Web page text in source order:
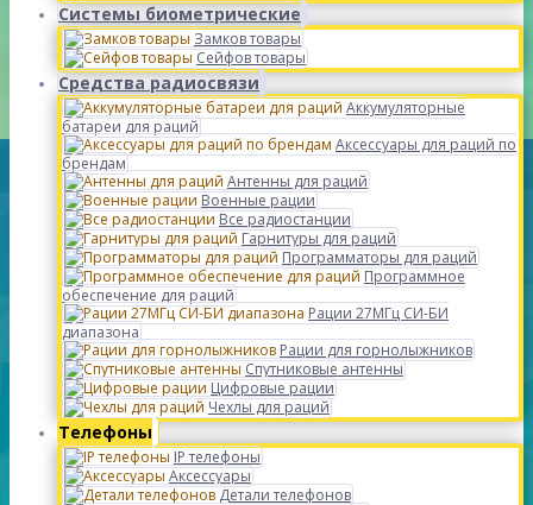
Системы биометрические
Замков товары
Сейфов товары
Средства радиосвязи
Аккумуляторные
батареи для раций
Аксессуары для раций по
брендам
Антенны для раций
Военные рации
Все радиостанции
Гарнитуры для раций
Программаторы для раций
Программное
обеспечение для раций
Рации 27МГц СИ-БИ
диапазона
Рации для горнолыжников
Спутниковые антенны
Цифровые рации
Чехлы для раций
Телефоны
IP телефоны
Аксессуары
Детали телефонов